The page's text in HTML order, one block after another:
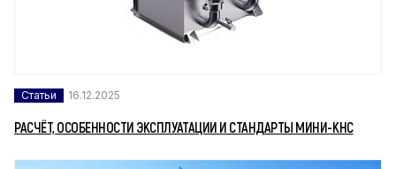
Статьи 16.12.2025
РАСЧЁТ, ОСОБЕННОСТИ ЭКСПЛУАТАЦИИ И СТАНДАРТЫ МИНИ-КНС